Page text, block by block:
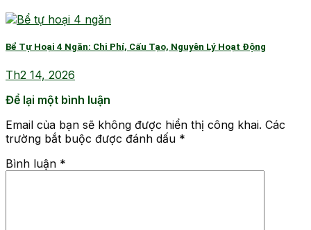
Bể Tự Hoại 4 Ngăn: Chi Phí, Cấu Tạo, Nguyên Lý Hoạt Động
Th2 14, 2026
Để lại một bình luận
Email của bạn sẽ không được hiển thị công khai. Các
trường bắt buộc được đánh dấu *
Bình luận *